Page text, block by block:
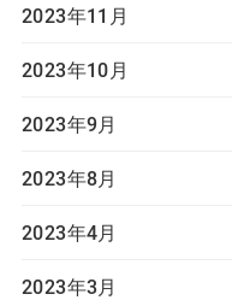
2023年11月
2023年10月
2023年9月
2023年8月
2023年4月
2023年3月